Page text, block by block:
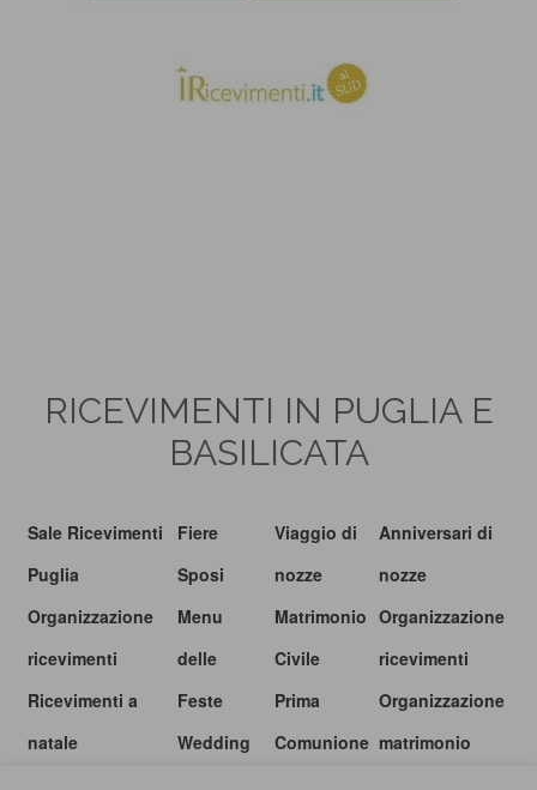
RICEVIMENTI IN PUGLIA E
BASILICATA
Sale Ricevimenti
Puglia
Organizzazione
ricevimenti
Ricevimenti a
natale
Fiere
Sposi
Menu
delle
Feste
Wedding
Viaggio di
nozze
Matrimonio
Civile
Prima
Comunione
Anniversari di
nozze
Organizzazione
ricevimenti
Organizzazione
matrimonio